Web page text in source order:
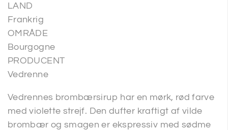
LAND
Frankrig
OMRÅDE
Bourgogne
PRODUCENT
Vedrenne
Vedrennes brombærsirup har en mørk, rød farve
med violette strejf. Den dufter kraftigt af vilde
brombær og smagen er ekspressiv med sødme